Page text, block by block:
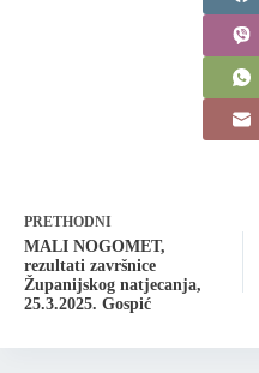
PRETHODNI
MALI NOGOMET,
rezultati završnice
Županijskog natjecanja,
25.3.2025. Gospić